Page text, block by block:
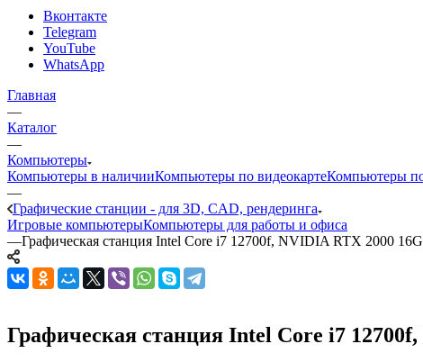
Вконтакте
Telegram
YouTube
WhatsApp
Главная
—
Каталог
—
Компьютеры
Компьютеры в наличииКомпьютеры по видеокартеКомпьютеры
—
Графические станции - для 3D, CAD, рендеринга
Игровые компьютерыКомпьютеры для работы и офиса
—Графическая станция Intel Core i7 12700f, NVIDIA RTX 2000
Графическая станция Intel Core i7